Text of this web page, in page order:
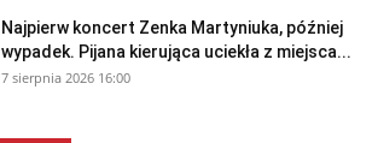
Najpierw koncert Zenka Martyniuka, później
wypadek. Pijana kierująca uciekła z miejsca...
7 sierpnia 2026 16:00